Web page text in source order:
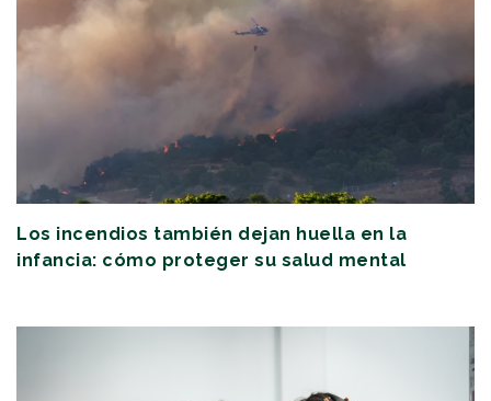
Los incendios también dejan huella en la
infancia: cómo proteger su salud mental